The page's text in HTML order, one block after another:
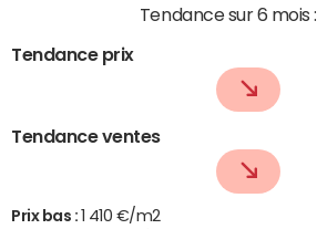
Tendance sur 6 mois :
Tendance prix
Tendance ventes
Prix bas : 1 410 €/m2